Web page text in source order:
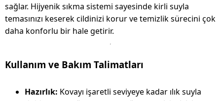
sağlar. Hijyenik sıkma sistemi sayesinde kirli suyla
temasınızı keserek cildinizi korur ve temizlik sürecini çok
daha konforlu bir hale getirir.
Kullanım ve Bakım Talimatları
Hazırlık: Kovayı işaretli seviyeye kadar ılık suyla